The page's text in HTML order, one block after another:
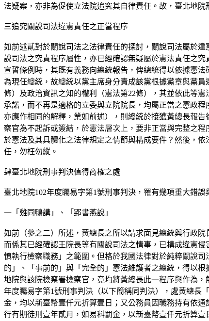
法疑案，亦非為促使立法院追究其自律責任。故，臺北地
三追究關說司法違憲責任之正當程序
如前述貳對於關說司法之法律責任的探討，關說司法屬於
說司法之究責程序屬性，亦已經確認無疑屬於憲法責任之
宣誓條例時，其既有義務向總統報告，俾總統得以依據憲
為現任總統，故總統以黨主席身分責成該黨根據黨章與黨
條）及政治資訊之知的權利（憲法第22條），其並依此等
承諾，而不再是適格的立委與立院院長，均屬正當之憲政
亦應作相同的解釋，業如前述），則總統於接獲黃總長報
察官為不起訴或簽結，於憲法層次上，要非正當與完整之
於憲法及其具體化之法律規定之情節與構成要件？然後，
任，勿枉勿縱。
肆臺北地院刑事判決值得商榷之處
臺北地院102年度矚易字第1號刑事判決，罹有幾項重大錯
一「雞同鴨講」、「郢書燕說」
如前（參之二）所述，黃總長之所以請求面見總統與行政
而係其已經確認王院長等有關說司法之情事，已構成違憲
慎執行檢察職務」之範圍。但格於我國法律對於純粹關說
的」、「事前的」與「完全的」憲法維護者之總統，得以
地院與該院檢察署檢察官，竟均將黃總長此一程序與作為
年度矚易字第1號刑事判決（以下簡稱同判決），處黃總長
金，均以新臺幣壹仟元折算壹日；又公務員因職務持有依
行有期徒刑壹年貳月，如易科罰金，以新臺幣壹仟元折算